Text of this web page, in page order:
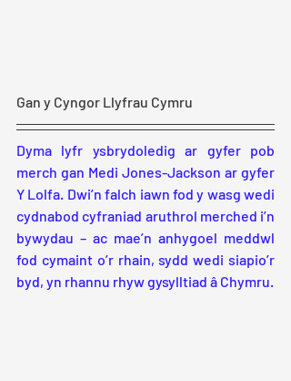
Gan y Cyngor Llyfrau Cymru
Dyma lyfr ysbrydoledig ar gyfer pob
merch gan Medi Jones-Jackson ar gyfer
Y Lolfa. Dwi’n falch iawn fod y wasg wedi
cydnabod cyfraniad aruthrol merched i’n
bywydau – ac mae’n anhygoel meddwl
fod cymaint o’r rhain, sydd wedi siapio’r
byd, yn rhannu rhyw gysylltiad â Chymru.